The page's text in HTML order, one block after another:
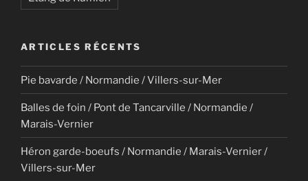
ARTICLES RÉCENTS
Pie bavarde / Normandie / Villers-sur-Mer
Balles de foin / Pont de Tancarville / Normandie /
Marais-Vernier
Héron garde-boeufs / Normandie / Marais-Vernier /
Villers-sur-Mer